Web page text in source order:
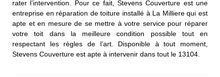
rater l’intervention. Pour ce fait, Stevens Couverture est une
entreprise en réparation de toiture installé à La Milliere qui est
apte et en mesure de se mettre à votre service pour réparer
votre toit dans la meilleure condition possible tout en
respectant les règles de l’art. Disponible à tout moment,
Stevens Couverture est apte à intervenir dans tout le 13104.